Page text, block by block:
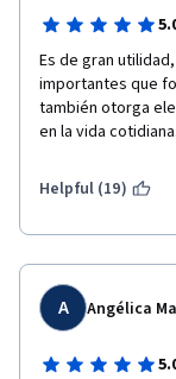
Es de gran
importantes que
también otorga
en la vida cotidiana.
Helpful (19)
A Angélica